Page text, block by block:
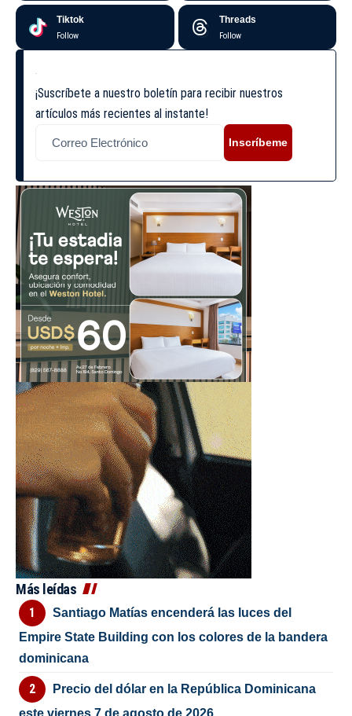
Tiktok
Follow
Threads
Follow
¡Suscríbete a nuestro boletín para recibir nuestros
artículos más recientes al instante!
Inscríbeme
Más leídas
Santiago Matías encenderá las luces del
Empire State Building con los colores de la bandera
dominicana
Precio del dólar en la República Dominicana